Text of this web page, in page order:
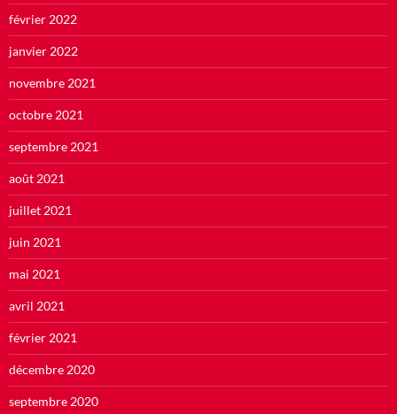
février 2022
janvier 2022
novembre 2021
octobre 2021
septembre 2021
août 2021
juillet 2021
juin 2021
mai 2021
avril 2021
février 2021
décembre 2020
septembre 2020